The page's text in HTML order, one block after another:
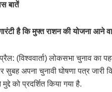
बातें
है कि मुफ्त राशन की योजना आने
(विश्ववार्ता) लोकसभा चुनाव का
सुबह अपना चुनावी घोषणा पत्र
को प्रदर्शित किया गया है.